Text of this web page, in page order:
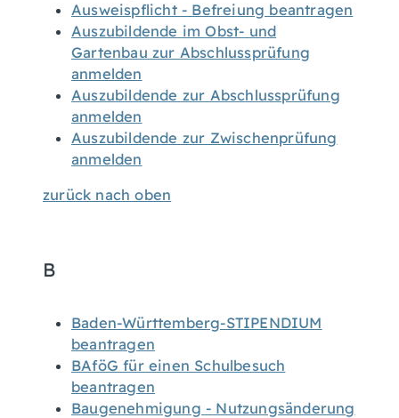
Ausweispflicht - Befreiung beantragen
Auszubildende im Obst- und
Gartenbau zur Abschlussprüfung
anmelden
Auszubildende zur Abschlussprüfung
anmelden
Auszubildende zur Zwischenprüfung
anmelden
zurück nach oben
B
Baden-Württemberg-STIPENDIUM
beantragen
BAföG für einen Schulbesuch
beantragen
Baugenehmigung - Nutzungsänderung